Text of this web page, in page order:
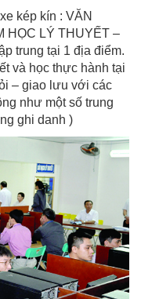
kép kín : VĂN
HỌC LÝ THUYẾT –
trung tại 1 địa điểm.
và học thực hành tại
– giao lưu với các
như một số trung
ghi danh )